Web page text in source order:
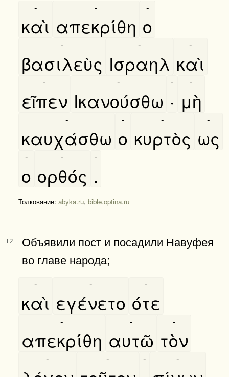
καὶ
-
απεκρίθη
-
ο
-
βασιλεὺς
-
Ισραηλ
-
καὶ
-
εῖπεν
-
Ικανούσθω
-
·
-
μὴ
-
καυχάσθω
-
ο
-
κυρτὸς
-
ως
-
ο
-
ορθός
-
.
-
Толкование: abyka.ru, bible.optina.ru
12
Объявили пост и посадили Навуфея
во главе народа;
καὶ
-
εγένετο
-
ότε
-
απεκρίθη
-
αυτῶ
-
τὸν
-
- - - -